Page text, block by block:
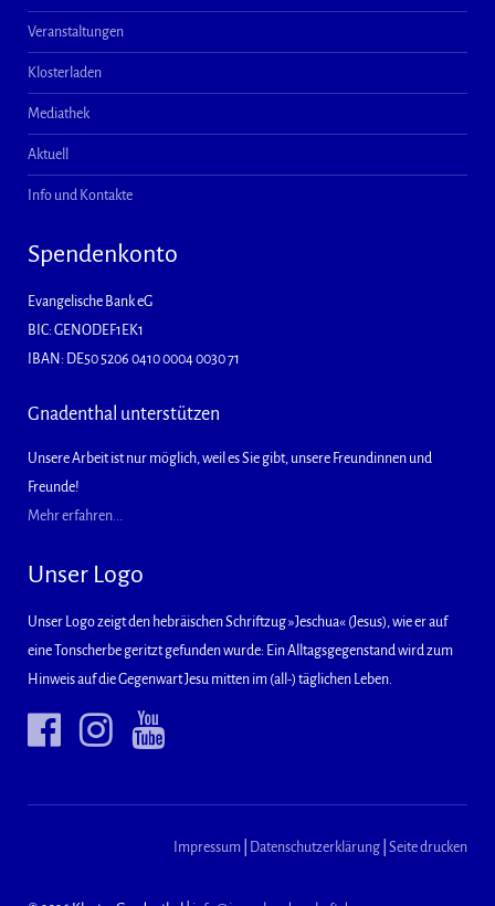
Veranstaltungen
Klosterladen
Mediathek
Aktuell
Info und Kontakte
Spendenkonto
Evangelische Bank eG
BIC: GENODEF1EK1
IBAN: DE50 5206 0410 0004 0030 71
Gnadenthal unterstützen
Unsere Arbeit ist nur möglich, weil es Sie gibt, unsere Freundinnen und
Freunde!
Mehr erfahren...
Unser Logo
Unser Logo zeigt den hebräischen Schriftzug »Jeschua« (Jesus), wie er auf
eine Tonscherbe geritzt gefunden wurde: Ein Alltagsgegenstand wird zum
Hinweis auf die Gegenwart Jesu mitten im (all-) täglichen Leben.
Impressum Datenschutzerklärung Seite drucken